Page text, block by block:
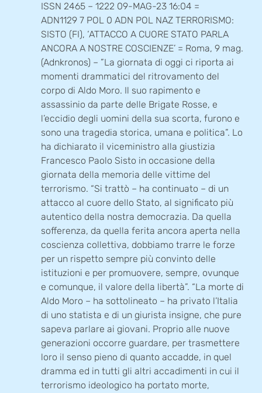
ISSN 2465 – 1222 09-MAG-23 16:04 =
ADN1129 7 POL 0 ADN POL NAZ TERRORISMO:
SISTO (FI), ‘ATTACCO A CUORE STATO PARLA
ANCORA A NOSTRE COSCIENZE’ = Roma, 9 mag.
(Adnkronos) – ”La giornata di oggi ci riporta ai
momenti drammatici del ritrovamento del
corpo di Aldo Moro. Il suo rapimento e
assassinio da parte delle Brigate Rosse, e
l’eccidio degli uomini della sua scorta, furono e
sono una tragedia storica, umana e politica”. Lo
ha dichiarato il viceministro alla giustizia
Francesco Paolo Sisto in occasione della
giornata della memoria delle vittime del
terrorismo. “Si trattò – ha continuato – di un
attacco al cuore dello Stato, al significato più
autentico della nostra democrazia. Da quella
sofferenza, da quella ferita ancora aperta nella
coscienza collettiva, dobbiamo trarre le forze
per un rispetto sempre più convinto delle
istituzioni e per promuovere, sempre, ovunque
e comunque, il valore della libertà”. “La morte di
Aldo Moro – ha sottolineato – ha privato l’Italia
di uno statista e di un giurista insigne, che pure
sapeva parlare ai giovani. Proprio alle nuove
generazioni occorre guardare, per trasmettere
loro il senso pieno di quanto accadde, in quel
dramma ed in tutti gli altri accadimenti in cui il
terrorismo ideologico ha portato morte,